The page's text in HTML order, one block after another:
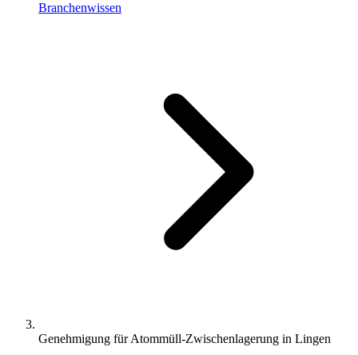
Branchenwissen
Genehmigung für Atommüll-Zwischenlagerung in Lingen